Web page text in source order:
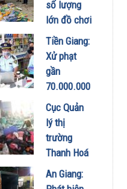
hàng hóa
giới
12/10/2023
số lượng
lớn đồ chơi
trẻ em các
loại không
rõ nguồn
gốc xuất
04/09/2023
Tiền Giang:
Xử phạt
gần
70.000.000
đồng cơ sở
bán thực
phẩm giả
và không
chất lượng
Cục Quản
lý thị
trường
Thanh Hoá
đã kiểm tra
820 vụ
An Giang: